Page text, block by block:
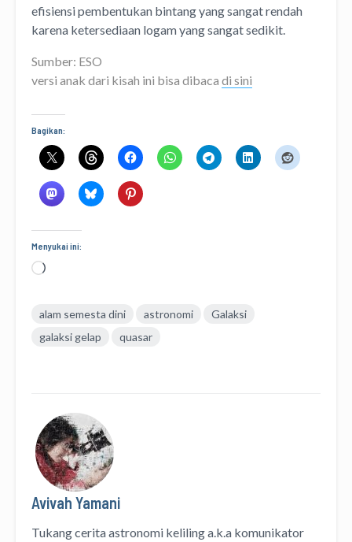
efisiensi pembentukan bintang yang sangat rendah
karena ketersediaan logam yang sangat sedikit.
Sumber: ESO
versi anak dari kisah ini bisa dibaca di sini
Bagikan:
Menyukai ini:
Memuat...
alam semesta dini astronomi
Galaksi
galaksi gelap
quasar
Avivah Yamani
Tukang cerita astronomi kelilinga.k.a komunikator